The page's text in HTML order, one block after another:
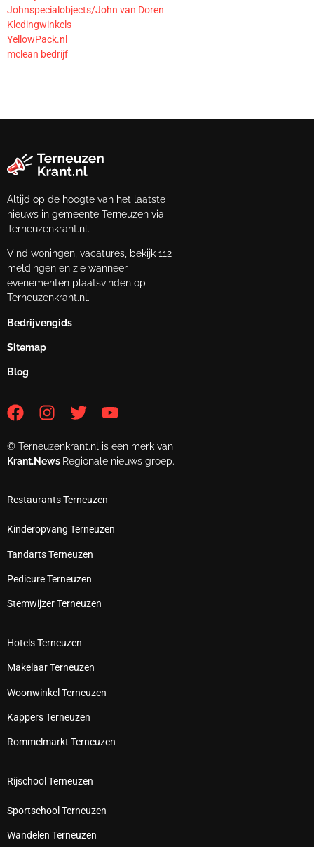
Johnspecialobjects/John van Doren
Kledingwinkels
YellowPack.nl
mclean bedrijf
Altijd op de hoogte van het laatste
nieuws in gemeente Terneuzen via
Terneuzenkrant.nl.
Vind woningen, vacatures, bekijk 112
meldingen en zie wanneer
evenementen plaatsvinden op
Terneuzenkrant.nl.
Bedrijvengids
Sitemap
Blog
© Terneuzenkrant.nl is een merk van
Krant.News Regionale nieuws groep.
Restaurants Terneuzen
Kinderopvang Terneuzen
Tandarts Terneuzen
Pedicure Terneuzen
Stemwijzer Terneuzen
Hotels Terneuzen
Makelaar Terneuzen
Woonwinkel Terneuzen
Kappers Terneuzen
Rommelmarkt Terneuzen
Rijschool Terneuzen
Sportschool Terneuzen
Wandelen Terneuzen